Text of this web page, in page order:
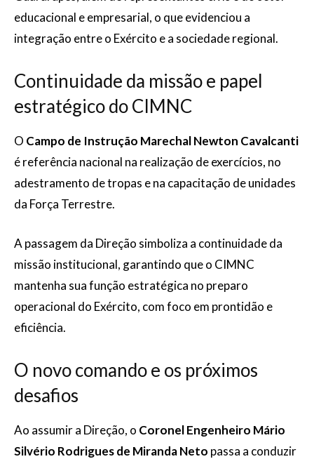
educacional e empresarial, o que evidenciou a
integração entre o Exército e a sociedade regional.
Continuidade da missão e papel
estratégico do CIMNC
O Campo de Instrução Marechal Newton Cavalcanti
é referência nacional na realização de exercícios, no
adestramento de tropas e na capacitação de unidades
da Força Terrestre.
A passagem da Direção simboliza a continuidade da
missão institucional, garantindo que o CIMNC
mantenha sua função estratégica no preparo
operacional do Exército, com foco em prontidão e
eficiência.
O novo comando e os próximos
desafios
Ao assumir a Direção, o Coronel Engenheiro Mário
Silvério Rodrigues de Miranda Neto passa a conduzir